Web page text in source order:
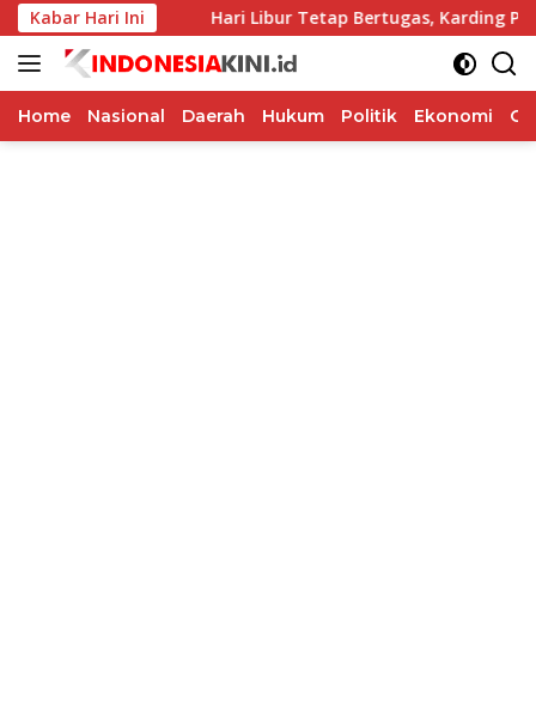
Langsung
ke
konten
Kabar Hari Ini
ke-65 Hari Libur Tetap Bertugas, Karding
Home Nasional Daerah Hukum Politik Ekonomi